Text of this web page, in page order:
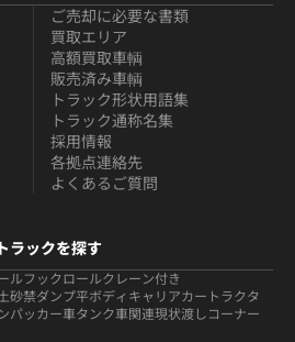
ご売却に必要な書類
買取エリア
高額買取車輌
販売済み車輌
トラック形状用語集
トラック通称名集
採用情報
各拠点連絡先
よくあるご質問
ラックを探す
ルフックロールクレーン付き
砂禁ダンプ平ボディ キャリアカー トラクタ
パッカー車タンク車関連現状渡しコーナー